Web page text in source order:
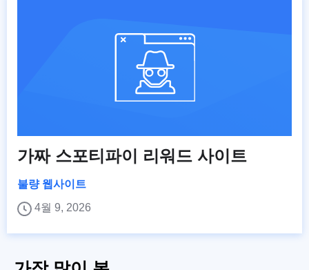
가짜 스포티파이 리워드 사이트
불량 웹사이트
4월 9, 2026